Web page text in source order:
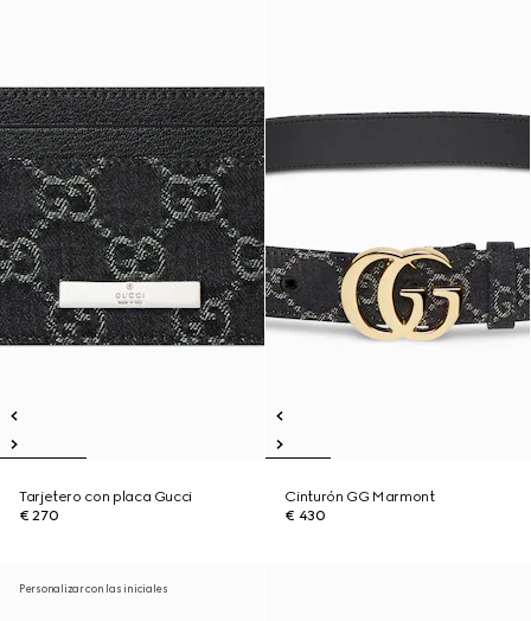
Tarjetero con placa Gucci
€ 270
Cinturón GG Marmont
€ 430
Personalizar con las iniciales